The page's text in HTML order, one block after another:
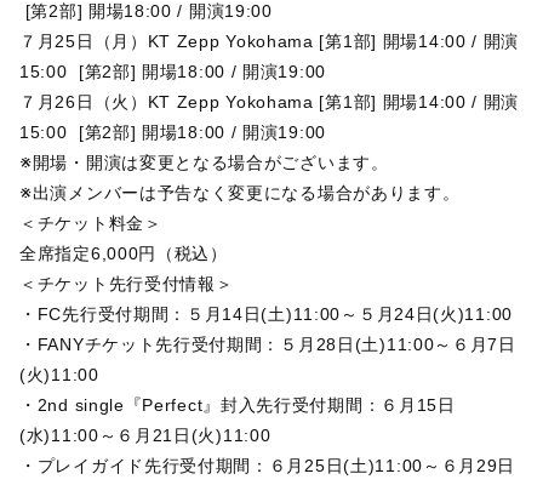
[第2部] 開場18:00 / 開演19:00
７月25日（月）KT Zepp Yokohama [第1部] 開場14:00 / 開演
15:00 [第2部] 開場18:00 / 開演19:00
７月26日（火）KT Zepp Yokohama [第1部] 開場14:00 / 開演
15:00 [第2部] 開場18:00 / 開演19:00
※開場・開演は変更となる場合がございます。
※出演メンバーは予告なく変更になる場合があります。
＜チケット料金＞
全席指定6,000円（税込）
＜チケット先行受付情報＞
・FC先行受付期間：５月14日(土)11:00～５月24日(火)11:00
・FANYチケット先行受付期間：５月28日(土)11:00～６月7日
(火)11:00
・2nd single『Perfect』封入先行受付期間：６月15日
(水)11:00～６月21日(火)11:00
・プレイガイド先行受付期間：６月25日(土)11:00～６月29日